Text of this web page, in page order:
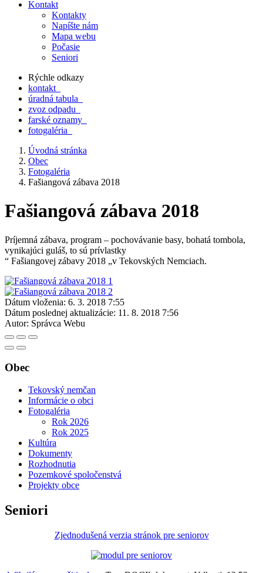
Kontakt
Kontakty
Napíšte nám
Mapa webu
Počasie
Seniori
Rýchle odkazy
kontakt
úradná tabula
zvoz odpadu
farské oznamy
fotogaléria
Úvodná stránka
Obec
Fotogaléria
Fašiangová zábava 2018
Fašiangová zábava 2018
Príjemná zábava, program – pochovávanie basy, bohatá tombola,
vynikajúci guláš, to sú prívlastky
“ Fašiangovej zábavy 2018 „v Tekovských Nemciach.
Dátum vloženia: 6. 3. 2018 7:55
Dátum poslednej aktualizácie: 11. 8. 2018 7:56
Autor: Správca Webu
Obec
Tekovský nemčan
Informácie o obci
Fotogaléria
Rok 2026
Rok 2025
Kultúra
Dokumenty
Rozhodnutia
Pozemkové spoločenstvá
Projekty obce
Seniori
Zjednodušená verzia stránok pre seniorov